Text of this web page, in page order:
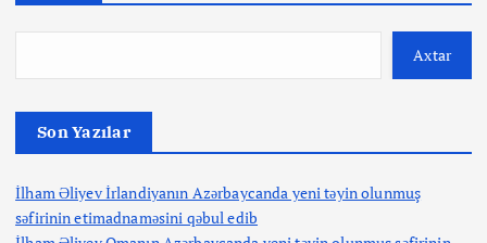
Axtar
Son Yazılar
İlham Əliyev İrlandiyanın Azərbaycanda yeni təyin olunmuş
səfirinin etimadnaməsini qəbul edib